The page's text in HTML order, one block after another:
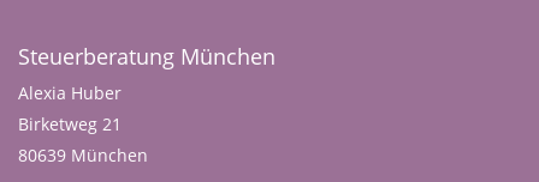
Steuerberatung München
Alexia Huber
Birketweg 21
80639 München